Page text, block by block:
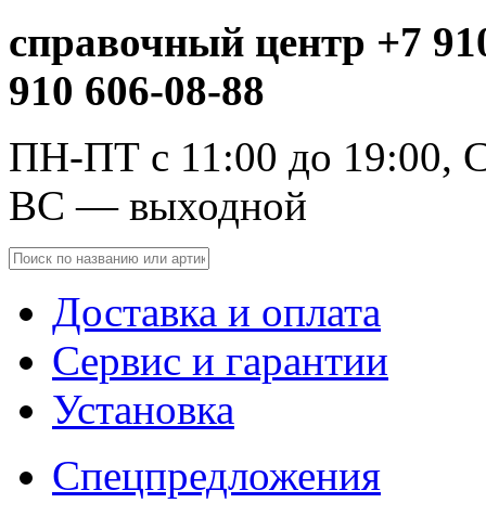
справочный центр +7
910 606-08-88
ПН-ПТ с 11:00 до 19:00,
ВС — выходной
Доставка и оплата
Сервис и гарантии
Установка
Спецпредложения